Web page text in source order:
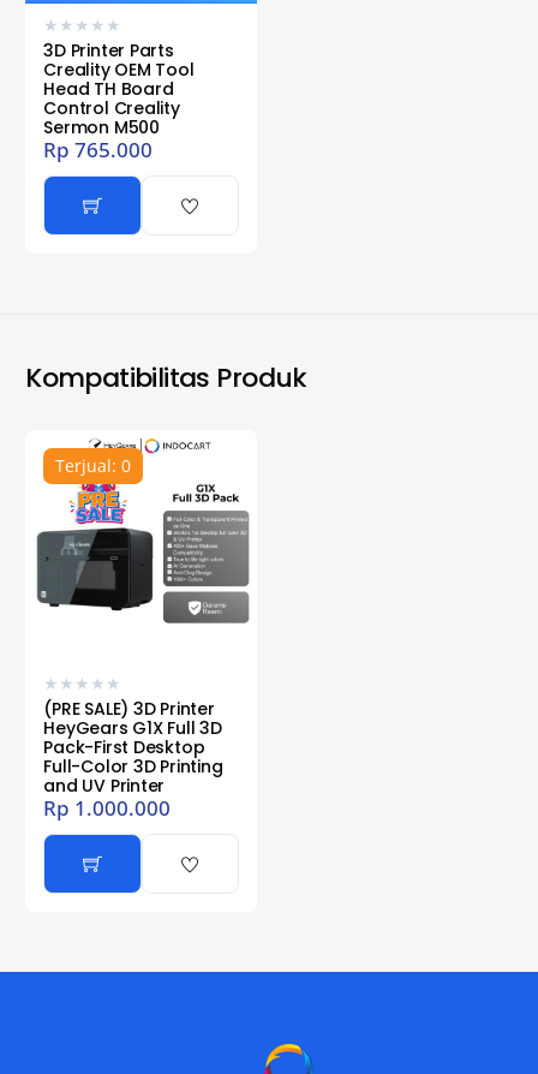
★ ★ ★ ★ ★
3D Printer Parts
Creality OEM Tool
Head TH Board
Control Creality
Sermon M500
Rp 765.000
Kompatibilitas Produk
Terjual: 0
★ ★ ★ ★ ★
(PRE SALE) 3D Printer
HeyGears G1X Full 3D
Pack-First Desktop
Full-Color 3D Printing
and UV Printer
Rp 1.000.000